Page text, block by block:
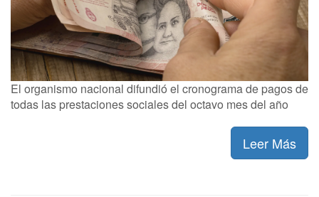
El organismo nacional difundió el cronograma de pagos de
todas las prestaciones sociales del octavo mes del año
Leer Más